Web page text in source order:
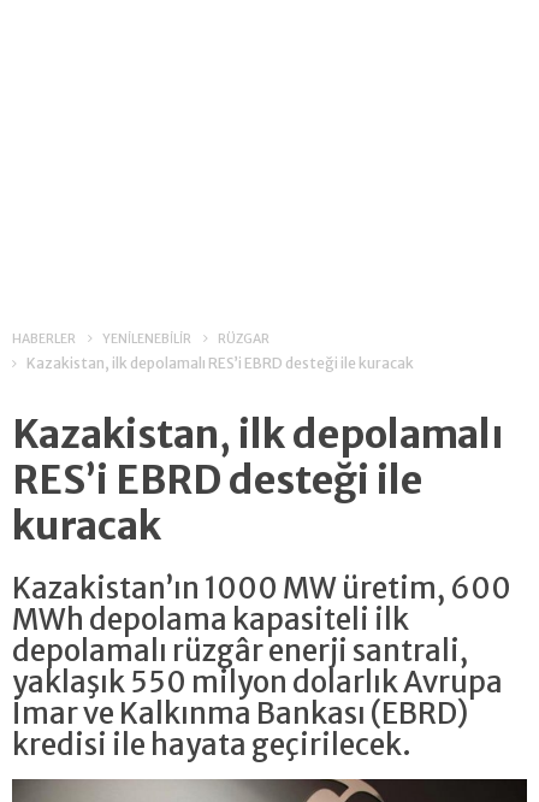
HABERLER YENİLENEBİLİR RÜZGAR
Kazakistan, ilk depolamalı RES’i EBRD desteği ile kuracak
Kazakistan, ilk depolamalı
RES’i EBRD desteği ile
kuracak
Kazakistan’ın 1000 MW üretim, 600
MWh depolama kapasiteli ilk
depolamalı rüzgâr enerji santrali,
yaklaşık 550 milyon dolarlık Avrupa
İmar ve Kalkınma Bankası (EBRD)
kredisi ile hayata geçirilecek.